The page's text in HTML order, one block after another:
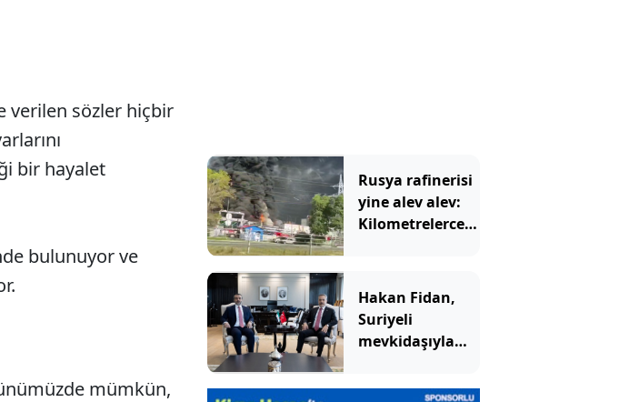
verilen sözler hiçbir
bir hayalet
bulunuyor ve
mümkün,
Rusya rafinerisi
yine alev alev:
Kilometrelerce
Hakan Fidan,
Suriyeli
mevkidaşıyla
vurgusu yaptı